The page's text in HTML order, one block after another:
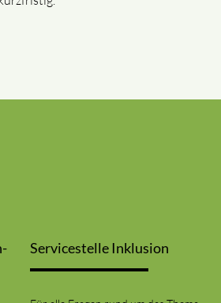
Servicestelle Inklusion